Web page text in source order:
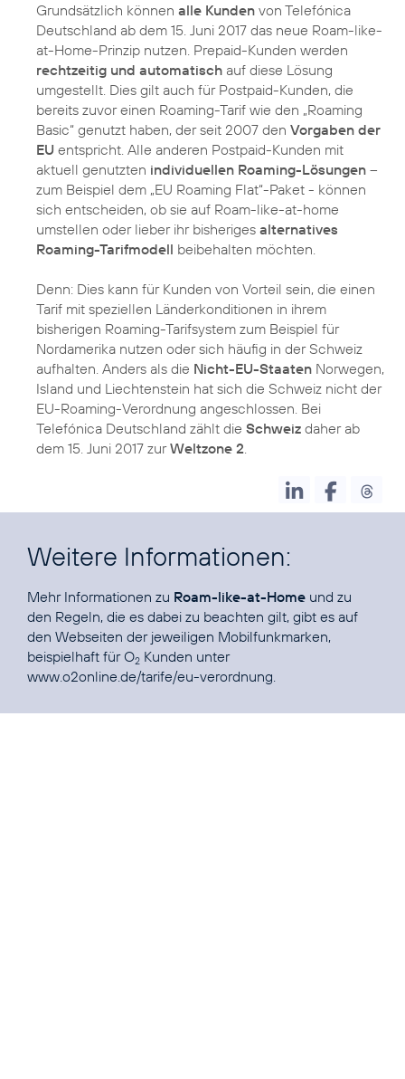
Grundsätzlich können alle Kunden von Telefónica
Deutschland ab dem 15. Juni 2017 das neue Roam-like-
at-Home-Prinzip nutzen. Prepaid-Kunden werden
rechtzeitig und automatisch auf diese Lösung
umgestellt. Dies gilt auch für Postpaid-Kunden, die
bereits zuvor einen Roaming-Tarif wie den „Roaming
Basic“ genutzt haben, der seit 2007 den Vorgaben der
EU entspricht. Alle anderen Postpaid-Kunden mit
aktuell genutzten individuellen Roaming-Lösungen –
zum Beispiel dem „EU Roaming Flat“-Paket - können
sich entscheiden, ob sie auf Roam-like-at-home
umstellen oder lieber ihr bisheriges alternatives
Roaming-Tarifmodell beibehalten möchten.
Denn: Dies kann für Kunden von Vorteil sein, die einen
Tarif mit speziellen Länderkonditionen in ihrem
bisherigen Roaming-Tarifsystem zum Beispiel für
Nordamerika nutzen oder sich häufig in der Schweiz
aufhalten. Anders als die Nicht-EU-Staaten Norwegen,
Island und Liechtenstein hat sich die Schweiz nicht der
EU-Roaming-Verordnung angeschlossen. Bei
Telefónica Deutschland zählt die Schweiz daher ab
dem 15. Juni 2017 zurWeltzone 2.
Weitere Informationen:
Mehr Informationen zu Roam-like-at-Home und zu
den Regeln, die es dabei zu beachten gilt, gibt es auf
den Webseiten der jeweiligen Mobilfunkmarken,
beispielhaft für O2 Kunden unter
www.o2online.de/tarife/eu-verordnung.